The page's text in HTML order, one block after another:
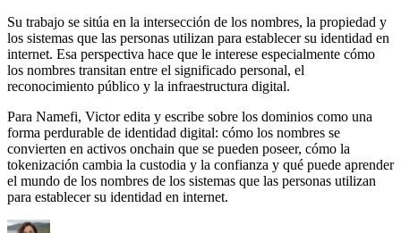
Su trabajo se sitúa en la intersección de los nombres, la propiedad y
los sistemas que las personas utilizan para establecer su identidad en
internet. Esa perspectiva hace que le interese especialmente cómo
los nombres transitan entre el significado personal, el
reconocimiento público y la infraestructura digital.
Para Namefi, Victor edita y escribe sobre los dominios como una
forma perdurable de identidad digital: cómo los nombres se
convierten en activos onchain que se pueden poseer, cómo la
tokenización cambia la custodia y la confianza y qué puede aprender
el mundo de los nombres de los sistemas que las personas utilizan
para establecer su identidad en internet.